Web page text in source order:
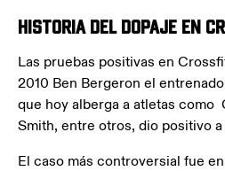
Historia del dopaje en
Las pruebas positivas en
2010 Ben Bergeron el
que hoy alberga a atletas como
Smith, entre otros, dio positivo
El caso más controversial fue